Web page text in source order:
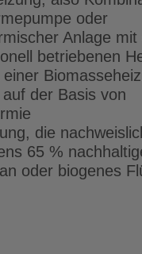
oder
Anlage mit
betriebenen
der Basis von
die
65 %
oder biogenes